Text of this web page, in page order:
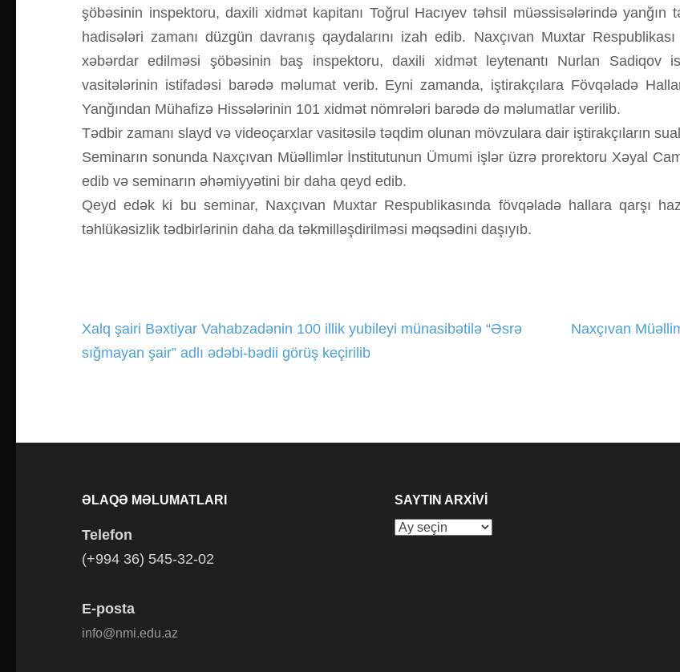
şöbəsinin inspektoru, daxili xidmət kapitanı Toğrul Hacıyev təhsil müəssisələrində yanğın
hadisələri zamanı düzgün davranış qaydalarını izah edib. Naxçıvan Muxtar
xəbərdar edilməsi şöbəsinin baş inspektoru, daxili xidmət leytenantı Nurlan Sadiqov
vasitələrinin istifadəsi barədə məlumat verib. Eyni zamanda, iştirakçılara Fövqəladə
Yanğından Mühafizə Hissələrinin 101 xidmət nömrələri barədə də məlumatlar verilib.
Tədbir zamanı slayd və videoçarxlar vasitəsilə təqdim olunan mövzulara dair iştirakçıların
Seminarın sonunda Naxçıvan Müəllimlər İnstitutunun Ümumi işlər üzrə prorektoru Xəyal
edib və seminarın əhəmiyyətini bir daha qeyd edib.
Qeyd edək ki bu seminar, Naxçıvan Muxtar Respublikasında fövqəladə hallara qarşı
təhlükəsizlik tədbirlərinin daha da təkmilləşdirilməsi məqsədini daşıyıb.
Yazı
Xalq şairi Bəxtiyar Vahabzadənin 100 illik yubileyi münasibətilə “Əsrə
sığmayan şair” adlı ədəbi-bədii görüş keçirilib
Naxçıvan
ƏLAQƏ MƏLUMATLARI
Telefon
(+994 36) 545-32-02
E-posta
info@nmi.edu.az
SAYTIN ARXIVI
Saytın